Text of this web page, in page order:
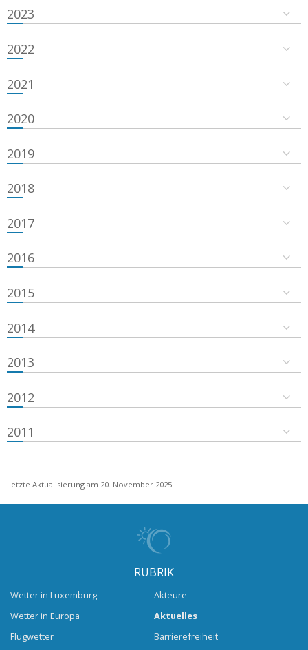
2023
2022
2021
2020
2019
2018
2017
2016
2015
2014
2013
2012
2011
Letzte Aktualisierung am 20. November 2025
RUBRIK
Wetter in Luxemburg
Wetter in Europa
Flugwetter
Akteure
Aktuelles
Barrierefreiheit